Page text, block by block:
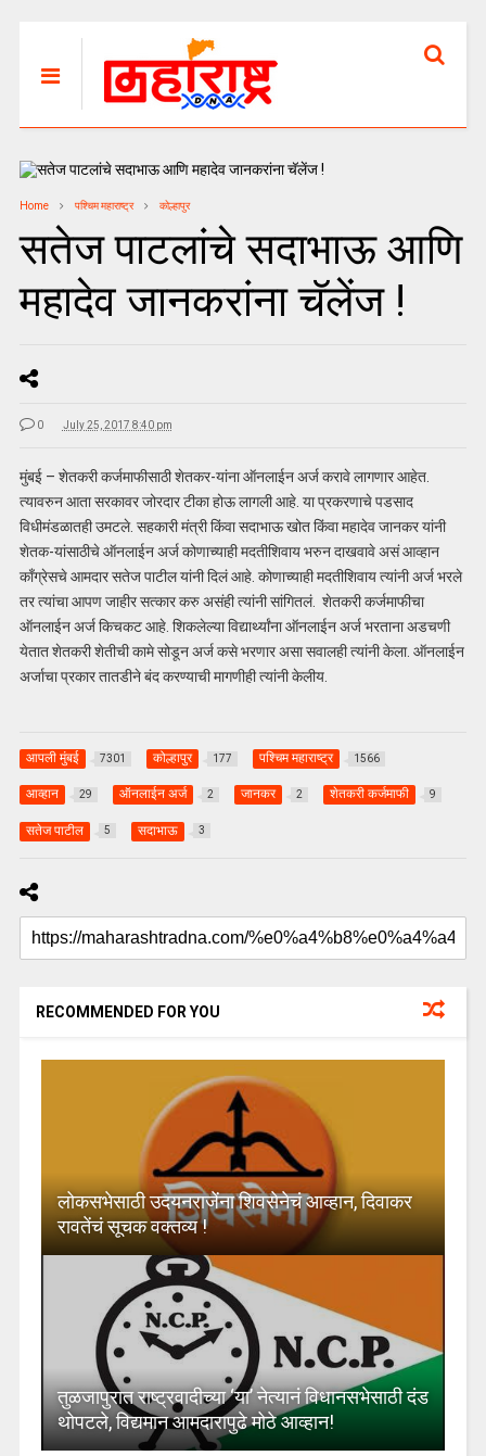
Home पश्चिम महाराष्ट्र कोल्हापुर
सतेज पाटलांचे सदाभाऊ आणि
महादेव जानकरांना चॅलेंज !
0 July 25, 2017 8:40 pm
मुंबई – शेतकरी कर्जमाफीसाठी शेतकर-यांना ऑनलाईन अर्ज करावे लागणार आहेत.
त्यावरुन आता सरकावर जोरदार टीका होऊ लागली आहे. या प्रकरणाचे पडसाद
विधीमंडळातही उमटले. सहकारी मंत्री किंवा सदाभाऊ खोत किंवा महादेव जानकर यांनी
शेतक-यांसाठीचे ऑनलाईन अर्ज कोणाच्याही मदतीशिवाय भरुन दाखवावे असं आव्हान
काँग्रेसचे आमदार सतेज पाटील यांनी दिलं आहे. कोणाच्याही मदतीशिवाय त्यांनी अर्ज भरले
तर त्यांचा आपण जाहीर सत्कार करु असंही त्यांनी सांगितलं. शेतकरी कर्जमाफीचा
ऑनलाईन अर्ज किचकट आहे. शिकलेल्या विद्यार्थ्यांना ऑनलाईन अर्ज भरताना अडचणी
येतात शेतकरी शेतीची कामे सोडून अर्ज कसे भरणार असा सवालही त्यांनी केला. ऑनलाईन
अर्जाचा प्रकार तातडीने बंद करण्याची मागणीही त्यांनी केलीय.
आपली मुंबई 7301 कोल्हापुर 177 पश्चिम महाराष्ट्र 1566
आव्हान 29 ऑनलाईन अर्ज 2 जानकर 2 शेतकरी कर्जमाफी 9
सतेज पाटील 5 सदाभाऊ 3
RECOMMENDED FOR YOU
लोकसभेसाठी उदयनराजेंना शिवसेनेचं आव्हान, दिवाकर
रावतेंचं सूचक वक्तव्य !
तुळजापुरात राष्ट्रवादीच्या ‘या’ नेत्यानं विधानसभेसाठी दंड
थोपटले, विद्यमान आमदारापुढे मोठे आव्हान!